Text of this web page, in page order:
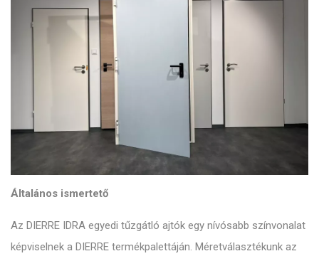
Általános ismertető
Az DIERRE IDRA egyedi tűzgátló ajtók egy nívósabb színvonalat
képviselnek a DIERRE termékpalettáján. Méretválasztékunk az